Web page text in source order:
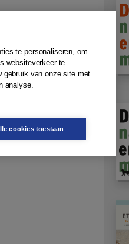
te personaliseren, om
websiteverkeer te
gebruik van onze site met
analyse.
cookies toestaan